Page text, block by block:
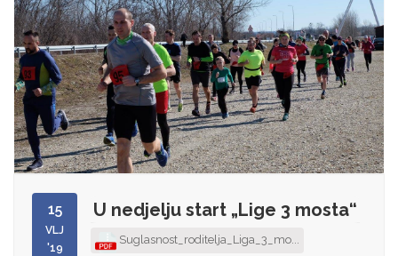
15
VLJ
'19
U nedjelju start „Lige 3 mosta“
Suglasnost_roditelja_Liga_3_mo...